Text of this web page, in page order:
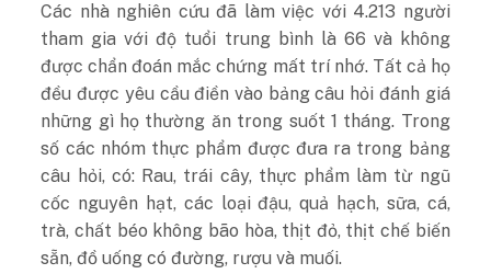
Các nhà nghiên cứu đã làm việc với 4.213 người
tham gia với độ tuổi trung bình là 66 và không
được chẩn đoán mắc chứng mất trí nhớ. Tất cả họ
đều được yêu cầu điền vào bảng câu hỏi đánh giá
những gì họ thường ăn trong suốt 1 tháng. Trong
số các nhóm thực phẩm được đưa ra trong bảng
câu hỏi, có: Rau, trái cây, thực phẩm làm từ ngũ
cốc nguyên hạt, các loại đậu, quả hạch, sữa, cá,
trà, chất béo không bão hòa, thịt đỏ, thịt chế biến
sẵn, đồ uống có đường, rượu và muối.